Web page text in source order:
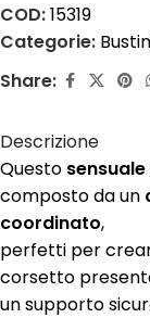
COD:15319
Categorie:
Share:
Descrizione
Questo
composto da un
coordinato,
perfetti per
corsetto
un supporto